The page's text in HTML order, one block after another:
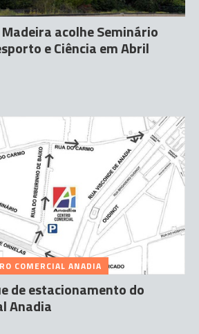
acolhe Seminário
e Ciência em Abril
COMERCIAL ANADIA
de estacionamento do
Anadia